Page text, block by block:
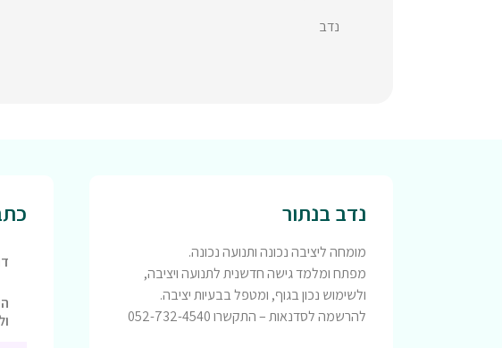
נדב
נדב בנתור
מומחה ליציבה נכונה ותנועה נכונה.
מפתח ומלמד גישה חדשנית לתנועה ויציבה,
ולשימוש נכון בגוף, ומטפל בבעיות יציבה.
להרשמה לסדנאות – התקשרו 052-732-4540